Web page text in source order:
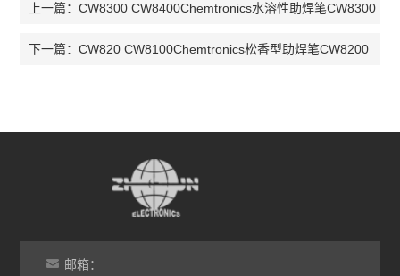
上一篇：CW8300 CW8400Chemtronics水溶性助焊笔CW8300
下一篇：CW820 CW8100Chemtronics松香型助焊笔CW8200
邮箱：